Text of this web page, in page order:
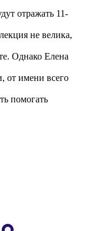
отражать 11-
не велика,
Однако Елена
от имени всего
помогать